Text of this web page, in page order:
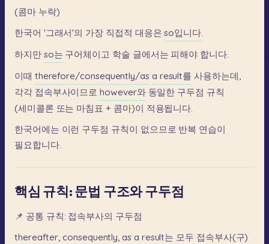
(콤마 누락)
한국어 '그래서'의 가장 직접적 대응은 so입니다.
하지만 so는 구어체이고 학술 글에서는 피해야 합니다.
이때 therefore/consequently/as a result를 사용하는데,
각각 접속부사이므로 however와 동일한 구두점 규칙
(세미콜론 또는 마침표 + 콤마)이 적용됩니다.
한국어에는 이런 구두점 규칙이 없으므로 반복 연습이
필요합니다.
핵심 규칙: 문법 구조와 구두점
📌 공통 규칙: 접속부사의 구두점
thereafter, consequently, as a result는 모두 접속부사(구)